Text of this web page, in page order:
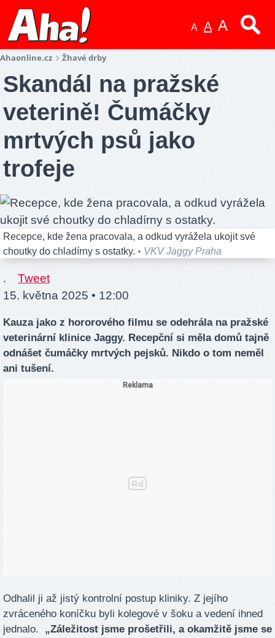
A A A
Ahaonline.cz Žhavé drby
Skandál na pražské
veterině! Čumáčky
mrtvých psů jako
trofeje
Recepce, kde žena pracovala, a odkud vyrážela ukojit své
choutky do chladírny s ostatky. • VKV Jaggy Praha
.
Tweet
15. května 2025 • 12:00
Kauza jako z hororového filmu se odehrála na pražské
veterinární klinice Jaggy. Recepční si měla domů tajně
odnášet čumáčky mrtvých pejsků. Nikdo o tom neměl
ani tušení.
Odhalil ji až jistý kontrolní postup kliniky. Z jejího
zvráceného koníčku byli kolegové v šoku a vedení ihned
jednalo. „Záležitost jsme prošetřili, a okamžitě jsme se